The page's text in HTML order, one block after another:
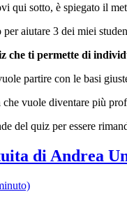
qui sotto, è spiegato il
per aiutare 3 dei miei
che ti permette di
partire con le basi
che vuole diventare più
del quiz per essere
di Andrea